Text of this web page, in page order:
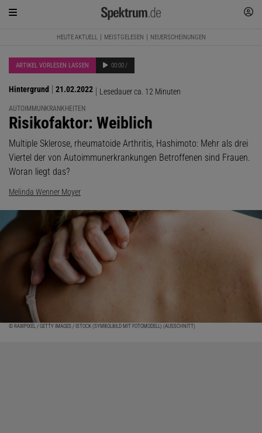
HEUTE AKTUELL MEISTGELESEN NEUERSCHEINUNGEN
ARTIKEL VORLESEN LASSEN 00:00 /
Hintergrund 21.02.2022 Lesedauer ca. 12 Minuten
AUTOIMMUNKRANKHEITEN
:
Risikofaktor: Weiblich
Multiple Sklerose, rheumatoide Arthritis, Hashimoto: Mehr als drei
Viertel der von Autoimmunerkrankungen Betroffenen sind Frauen.
Woran liegt das?
Melinda Wenner Moyer
© RAWPIXEL / GETTY IMAGES / ISTOCK (SYMBOLBILD MIT FOTOMODELL) (AUSSCHNITT)